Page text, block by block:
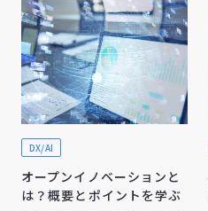
DX/AI
オープンイノベーションと
は？概要とポイントを学ぶ